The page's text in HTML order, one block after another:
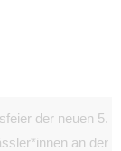
der neuen 5.
an der